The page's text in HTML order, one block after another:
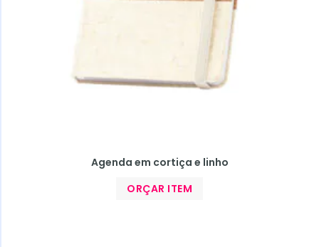
Agenda em cortiça e linho
ORÇAR ITEM